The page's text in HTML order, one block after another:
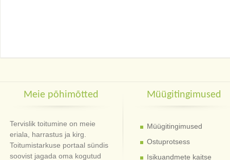
Meie põhimõtted
Tervislik toitumine on meie
eriala, harrastus ja kirg.
Toitumistarkuse portaal sündis
soovist jagada oma kogutud
Müügitingimused
Müügitingimused
Ostuprotsess
Isikuandmete kaitse